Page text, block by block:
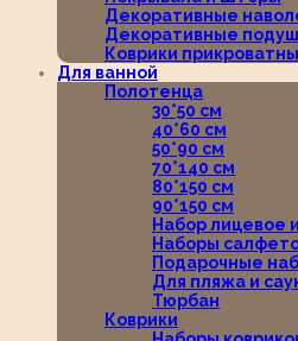
Декоративные
Декоративные
Коврики
Для ванной
Полотенца
30*50 см
40*60 см
50*90 см
70*140 см
80*150 см
90*150 см
Набор лицевое
Наборы
Подарочные
Для пляжа и
Тюрбан
Коврики